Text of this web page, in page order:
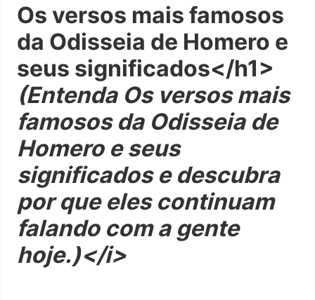
Os versos mais famosos
da Odisseia de Homero e
seus significados</h1>
(Entenda Os versos mais
famosos da Odisseia de
Homero e seus
significados e descubra
por que eles continuam
falando com a gente
hoje.)</i>